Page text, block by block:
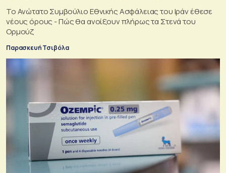
Το Ανώτατο Συμβούλιο Εθνικής Ασφάλειας του Ιράν έθεσε
νέους όρους - Πώς θα ανοίξουν πλήρως τα Στενά του
Ορμούζ
Παρασκευή Τσιβόλα